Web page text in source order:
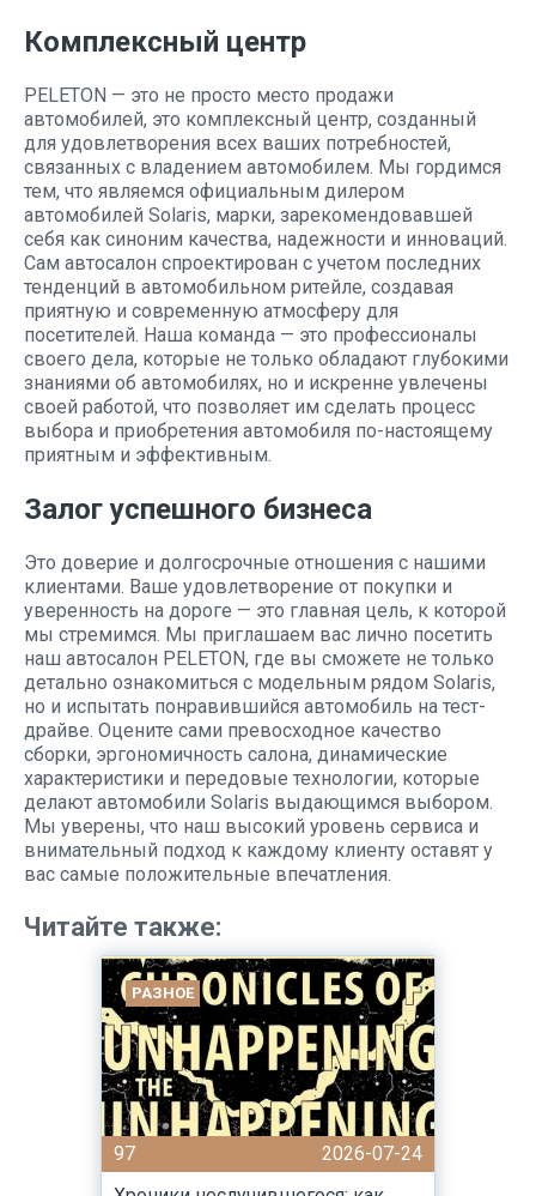
Комплексный центр
PELETON — это не просто место продажи
автомобилей, это комплексный центр, созданный
для удовлетворения всех ваших потребностей,
связанных с владением автомобилем. Мы гордимся
тем, что являемся официальным дилером
автомобилей Solaris, марки, зарекомендовавшей
себя как синоним качества, надежности и инноваций.
Сам автосалон спроектирован с учетом последних
тенденций в автомобильном ритейле, создавая
приятную и современную атмосферу для
посетителей. Наша команда — это профессионалы
своего дела, которые не только обладают глубокими
знаниями об автомобилях, но и искренне увлечены
своей работой, что позволяет им сделать процесс
выбора и приобретения автомобиля по-настоящему
приятным и эффективным.
Залог успешного бизнеса
Это доверие и долгосрочные отношения с нашими
клиентами. Ваше удовлетворение от покупки и
уверенность на дороге — это главная цель, к которой
мы стремимся. Мы приглашаем вас лично посетить
наш автосалон PELETON, где вы сможете не только
детально ознакомиться с модельным рядом Solaris,
но и испытать понравившийся автомобиль на тест-
драйве. Оцените сами превосходное качество
сборки, эргономичность салона, динамические
характеристики и передовые технологии, которые
делают автомобили Solaris выдающимся выбором.
Мы уверены, что наш высокий уровень сервиса и
внимательный подход к каждому клиенту оставят у
вас самые положительные впечатления.
Читайте также:
РАЗНОЕ
97
2026-07-24